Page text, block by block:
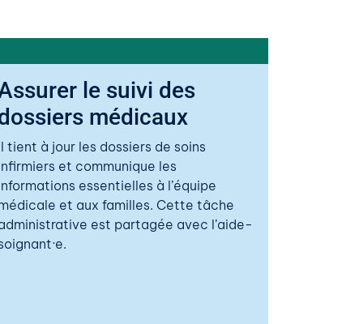
le suivi des
médicaux
tient à jour les dossiers de soins
et communique les
essentielles à l’équipe
et aux familles. Cette tâche
est partagée avec l’aide-